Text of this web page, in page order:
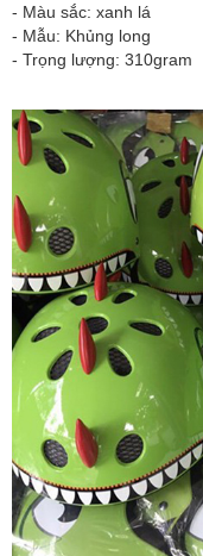
- Màu sắc: xanh lá
- Mẫu: Khủng long
- Trọng lượng: 310gram